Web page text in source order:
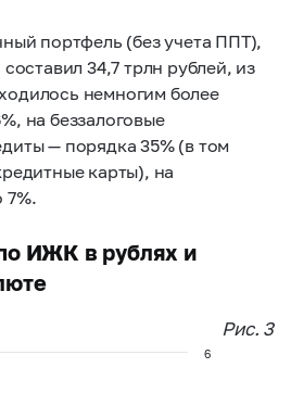
портфель (без учета ППТ),
34,7 трлн рублей, из
немногим более
на беззалоговые
— порядка 35% (в том
карты), на
7%.
ИЖК в рублях и
Рис. 3
6